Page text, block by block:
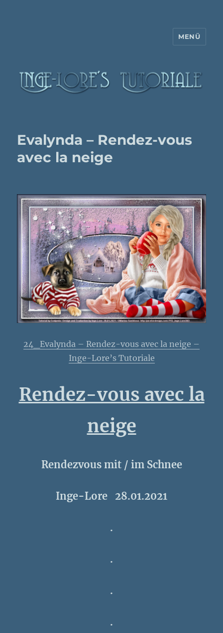
MENÜ
Evalynda – Rendez-vous
avec la neige
24_Evalynda – Rendez-vous avec la neige –
Inge-Lore’s Tutoriale
Rendez-vous avec la
neige
Rendezvous mit / im Schnee
Inge-Lore 28.01.2021
.
.
.
.